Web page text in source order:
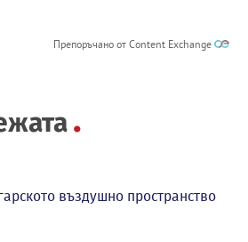
Препоръчано от Content Exchange
въздушно пространство